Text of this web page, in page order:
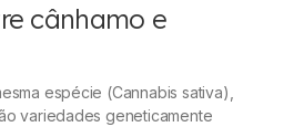
cânhamo e
espécie (Cannabis sativa),
variedades geneticamente